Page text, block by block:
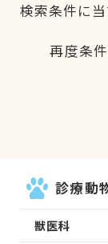
検索条件に
再度条
診療動
獣医科